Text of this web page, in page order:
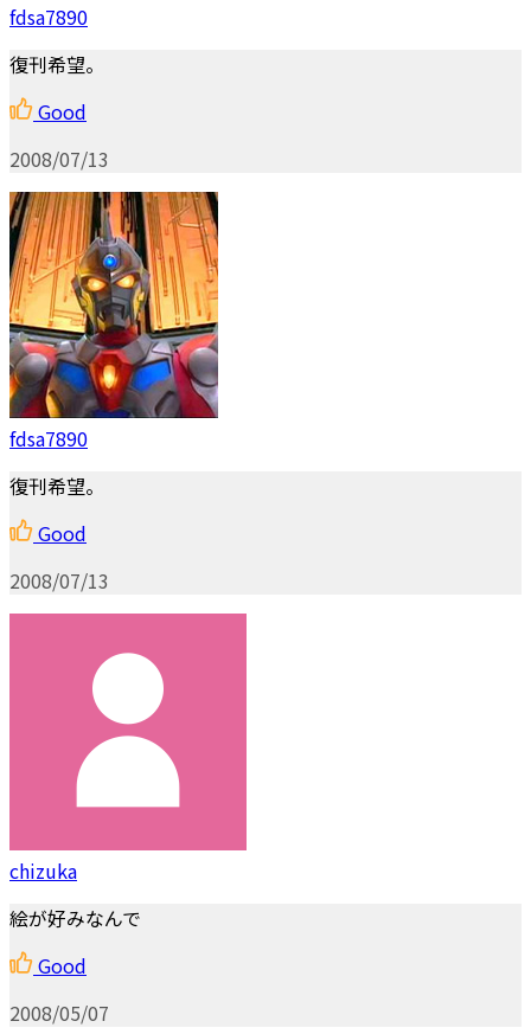
fdsa7890
復刊希望。
Good
2008/07/13
fdsa7890
復刊希望。
Good
2008/07/13
chizuka
絵が好みなんで
Good
2008/05/07